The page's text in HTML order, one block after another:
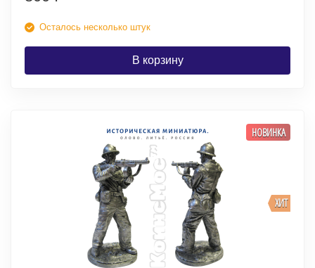
Осталось несколько штук
В корзину
ХИТ
НОВИНКА